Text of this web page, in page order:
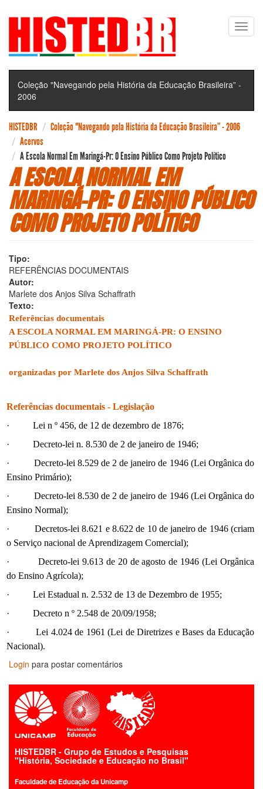
Pular
conteúdo
Coleção "Navegando pela História da Educação Brasileira” -
2006
HISTEDBR
Coleção "Navegando pela História da Educação Brasileira” - 2006
Acervos
A Escola Normal Em Maringá-Pr: O Ensino Público Como Projeto Político
A ESCOLA NORMAL EM
MARINGÁ-PR: O ENSINO PÚBLICO
COMO PROJETO POLÍTICO
Tipo:
REFERÊNCIAS DOCUMENTAIS
Autor:
Marlete dos Anjos Silva Schaffrath
Texto:
Referências documentais
A ESCOLA NORMAL EM MARINGÁ-PR: O ENSINO
PÚBLICO COMO PROJETO POLÍTICO
organizadas por Marlete dos Anjos Silva Schaffrath
Referências documentais - Legislação
·Lei n º 456, de 12 de dezembro de 1876;
·Decreto-lei n. 8.530 de 2 de janeiro de 1946;
· Decreto-lei 8.529 de 2 de janeiro de 1946 (Lei Orgânica do
Ensino Primário);
· Decreto-lei 8.530 de 2 de janeiro de 1946 (Lei Orgânica do
Ensino Normal);
·Decretos-lei 8.621 e 8.622 de 10 de janeiro de 1946 (criam
o Serviço nacional de Aprendizagem Comercial);
·Decreto-lei 9.613 de 20 de agosto de 1946 (Lei Orgânica
do Ensino Agrícola);
·Lei Estadual n. 2.532 de 13 de Dezembro de 1955;
·Decreto n º 2.548 de 20/09/1958;
·Lei 4.024 de 1961 (Lei de Diretrizes e Bases da Educação
Nacional).
Login para postar comentários
HISTEDBR - Grupo de Estudos e Pesquisas
"História, Sociedade e Educação no Brasil"
Faculdade de Educação da Unicamp